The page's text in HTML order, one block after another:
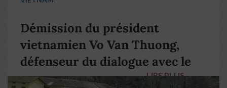
Démission du président
vietnamien Vo Van Thuong,
défenseur du dialogue avec le
pape François
LIRE PLUS →